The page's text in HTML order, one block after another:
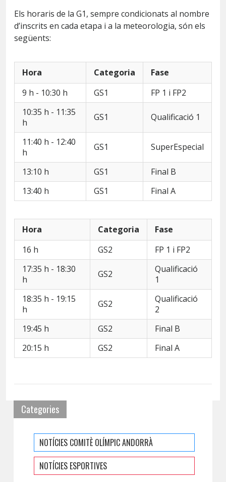
Els horaris de la G1, sempre condicionats al nombre
d’inscrits en cada etapa i a la meteorologia, són els
següents:
Hora Categoria
Fase
9 h - 10:30 h
GS1
FP 1 i FP2
10:35 h - 11:35
h
GS1 Qualificació 1
11:40 h - 12:40
h
GS1 SuperEspecial
13:10 h GS1
Final B
13:40 h
GS1 Final A
Hora Categoria
Fase
16 h
GS2
FP 1 i FP2
17:35 h - 18:30
h
GS2
Qualificació
1
18:35 h - 19:15
h
GS2
Qualificació
2
19:45 h
GS2
Final B
20:15 h
GS2 Final A
Categories
NOTÍCIES COMITÈ OLÍMPIC ANDORRÀ
NOTÍCIES ESPORTIVES